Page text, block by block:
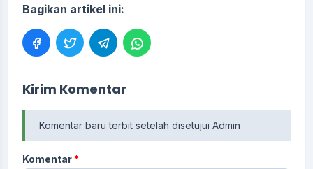
Bagikan artikel ini:
Kirim Komentar
Komentar baru terbit setelah disetujui Admin
Komentar*